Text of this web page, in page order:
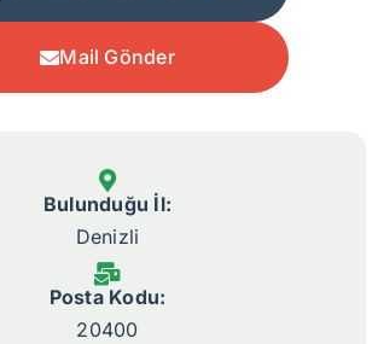
Mail Gönder
Bulunduğu İl:
Denizli
Posta Kodu:
20400